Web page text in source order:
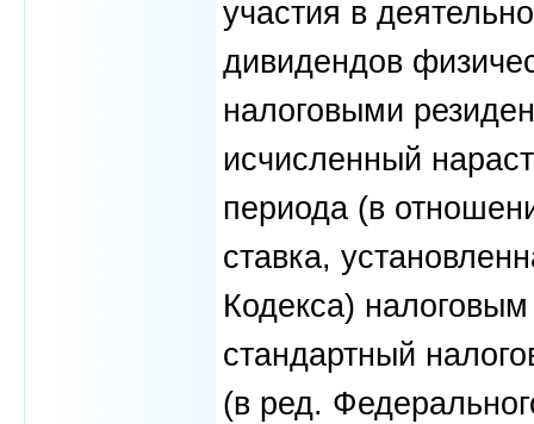
участия в
дивидендов
налоговыми
исчисленный
периода (в
ставка,
Кодекса)
стандартный
(в ред.